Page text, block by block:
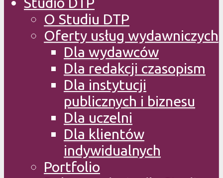
O Studiu DTP
Oferty usług wydawniczych
Dla wydawców
Dla redakcji czasopism
Dla instytucji
publicznych i biznesu
Dla uczelni
Dla klientów
indywidualnych
Portfolio